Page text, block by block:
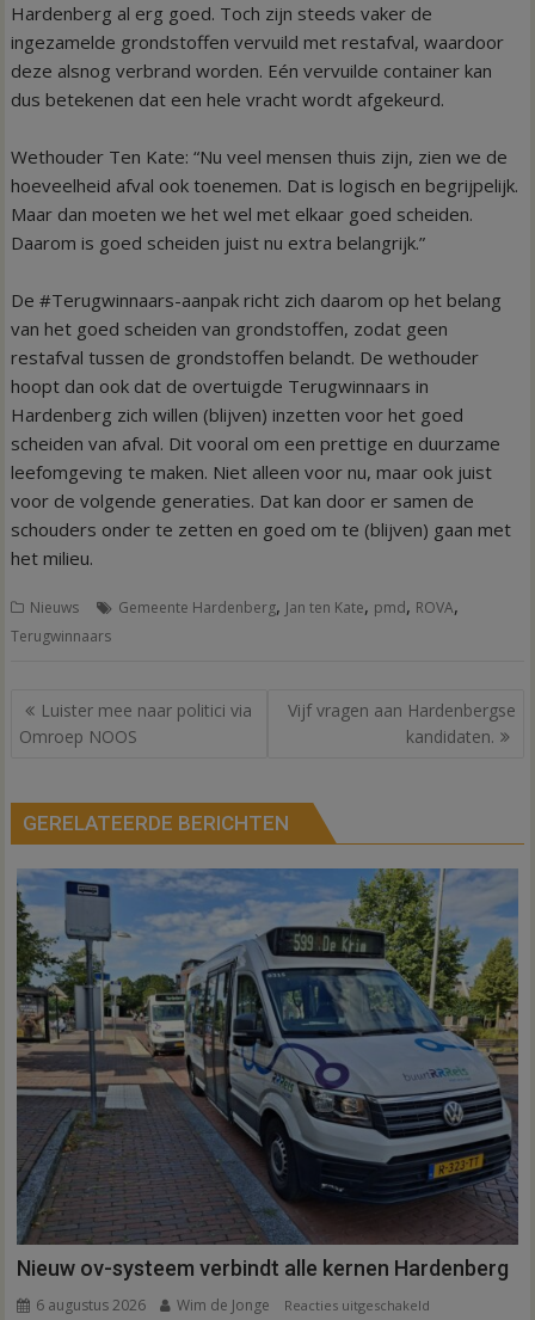
Hardenberg al erg goed. Toch zijn steeds vaker de
ingezamelde grondstoffen vervuild met restafval, waardoor
deze alsnog verbrand worden. Eén vervuilde container kan
dus betekenen dat een hele vracht wordt afgekeurd.
Wethouder Ten Kate: “Nu veel mensen thuis zijn, zien we de
hoeveelheid afval ook toenemen. Dat is logisch en begrijpelijk.
Maar dan moeten we het wel met elkaar goed scheiden.
Daarom is goed scheiden juist nu extra belangrijk.”
De #Terugwinnaars-aanpak richt zich daarom op het belang
van het goed scheiden van grondstoffen, zodat geen
restafval tussen de grondstoffen belandt. De wethouder
hoopt dan ook dat de overtuigde Terugwinnaars in
Hardenberg zich willen (blijven) inzetten voor het goed
scheiden van afval. Dit vooral om een prettige en duurzame
leefomgeving te maken. Niet alleen voor nu, maar ook juist
voor de volgende generaties. Dat kan door er samen de
schouders onder te zetten en goed om te (blijven) gaan met
het milieu.
Nieuws Gemeente Hardenberg, Jan ten Kate, pmd, ROVA,
Terugwinnaars
Bericht
navigatie
Luister mee naar politici via
Omroep NOOS
Vijf vragen aan Hardenbergse
kandidaten.
GERELATEERDE BERICHTEN
Nieuw ov-systeem verbindt alle kernen Hardenberg
6 augustus 2026 Wim de Jonge Reacties uitgeschakeld